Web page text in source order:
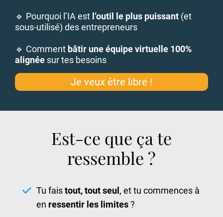
🔹 Pourquoi l’IA est l’outil le plus puissant (et
sous-utilisé) des entrepreneurs
🔹 Comment bâtir une équipe virtuelle 100%
alignée sur tes besoins
Je veux être libre !
Est-ce que ça te
ressemble ?
Tu faistout, tout seul , et tu commences à
en ressentir les limites?